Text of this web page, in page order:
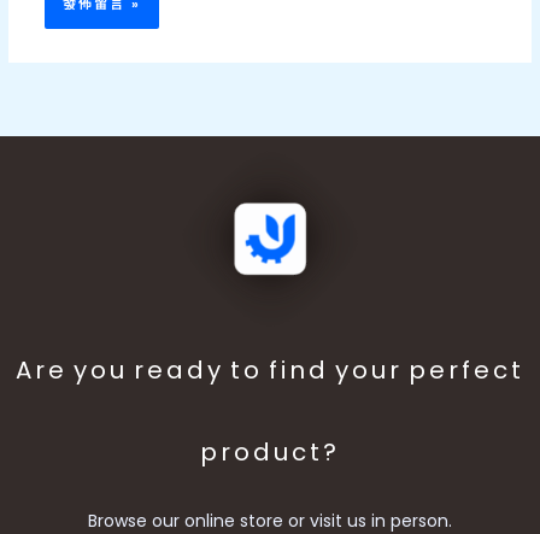
Are you ready to find your perfect
product?
Browse our online store or visit us in person.